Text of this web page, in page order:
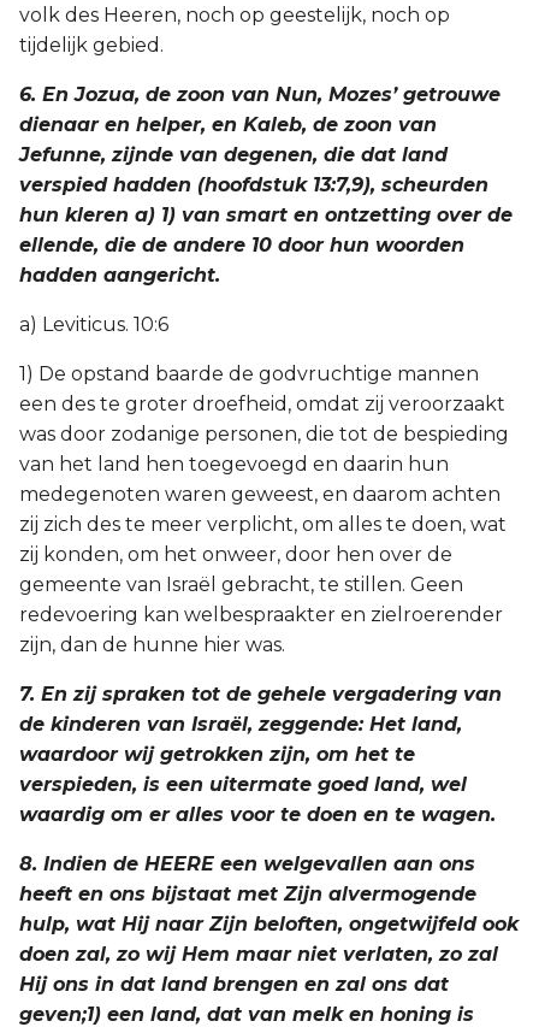
volk des Heeren, noch op geestelijk, noch op
tijdelijk gebied.
6. En Jozua, de zoon van Nun, Mozes’ getrouwe
dienaar en helper, en Kaleb, de zoon van
Jefunne, zijnde van degenen, die dat land
verspied hadden (hoofdstuk 13:7,9), scheurden
hun kleren a) 1) van smart en ontzetting over de
ellende, die de andere 10 door hun woorden
hadden aangericht.
a) Leviticus. 10:6
1) De opstand baarde de godvruchtige mannen
een des te groter droefheid, omdat zij veroorzaakt
was door zodanige personen, die tot de bespieding
van het land hen toegevoegd en daarin hun
medegenoten waren geweest, en daarom achten
zij zich des te meer verplicht, om alles te doen, wat
zij konden, om het onweer, door hen over de
gemeente van Israël gebracht, te stillen. Geen
redevoering kan welbespraakter en zielroerender
zijn, dan de hunne hier was.
7. En zij spraken tot de gehele vergadering van
de kinderen van Israël, zeggende: Het land,
waardoor wij getrokken zijn, om het te
verspieden, is een uitermate goed land, wel
waardig om er alles voor te doen en te wagen.
8. Indien de HEERE een welgevallen aan ons
heeft en ons bijstaat met Zijn alvermogende
hulp, wat Hij naar Zijn beloften, ongetwijfeld ook
doen zal, zo wij Hem maar niet verlaten, zo zal
Hij ons in dat land brengen en zal ons dat
geven;1) een land, dat van melk en honing is